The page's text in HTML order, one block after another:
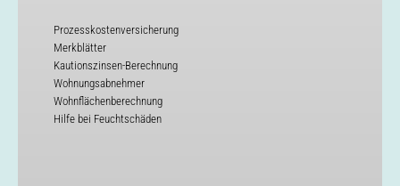
Prozesskostenversicherung
Merkblätter
Kautionszinsen-Berechnung
Wohnungsabnehmer
Wohnflächenberechnung
Hilfe bei Feuchtschäden